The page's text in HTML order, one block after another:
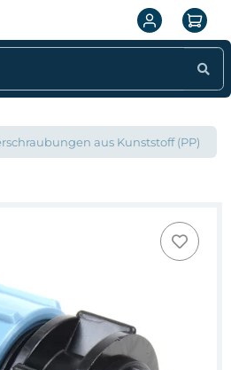
aus Kunststoff (PP)